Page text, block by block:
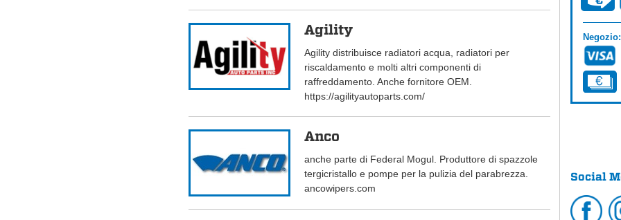
Agility
Agility distribuisce radiatori acqua, radiatori per
riscaldamento e molti altri componenti di
raffreddamento. Anche fornitore OEM.
https://agilityautoparts.com/
Anco
anche parte di Federal Mogul. Produttore di spazzole
tergicristallo e pompe per la pulizia del parabrezza.
ancowipers.com
Negozio:
Social